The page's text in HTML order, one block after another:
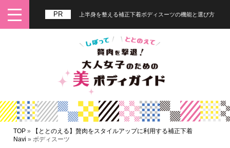
上半身を整える補正下着ボディスーツの機能と選び方
TOP »
【ととのえる】贅肉をスタイルアップに利用する補正下着
Navi »ボディスーツ